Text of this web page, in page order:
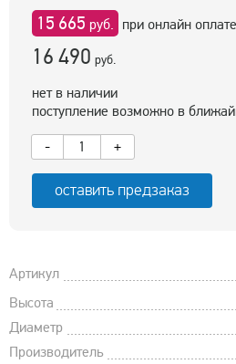
15 665 руб. при онлайн оплате
16 490 руб.
нет в наличии
поступление возможно в
-
+
оставить предзаказ
Артикул
Высота
Диаметр
Производитель